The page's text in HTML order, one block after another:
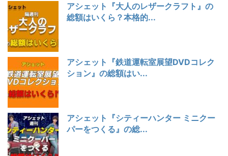
アシェット『大人のレザークラフト』の
総額はいくら？本格的...
アシェット『鉄道運転室展望DVDコレク
ション』の総額はい...
アシェット『シティーハンター ミニクー
パーをつくる』の総...